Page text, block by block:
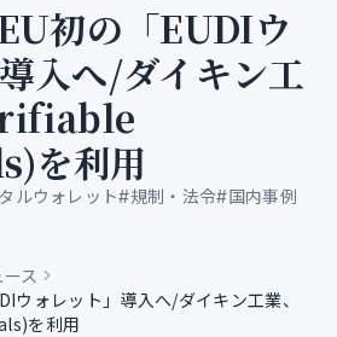
初の「EUDIウ
入へ/ダイキン工
を利用
ルウォレット#規制・法令#国内事例
ス
ウォレット」導入へ/ダイキン工業、
を利用